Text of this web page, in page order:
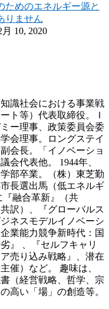
ためのエネルギー源と
りません
月 10, 2020
識社会における事業戦
ト等）代表取締役。Ｉ
ー理事、政策委員会委
会理事。ロングステイ
会長。「イノベーショ
会代表他。 1944年、
部卒業。（株）東芝勤
長選出馬（低エネルギ
融合革新』（共
訳）、『グローバルス
ネスモデルイノベーシ
業能力競争新時代：国
』 、『セルフキャリ
売り込み戦略』、潜在
催）など。 趣味は、
（経営戦略、哲学、宗
高い「場」の創造等。